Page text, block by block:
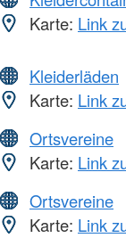
Karte: Link
Kleiderläden
Karte: Link
Ortsvereine
Karte: Link
Ortsvereine
Karte: Link